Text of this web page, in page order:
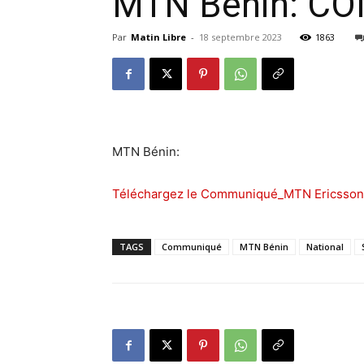
Par Matin Libre - 18 septembre 2023 1863
MTN Bénin:
Téléchargez le Communiqué_MTN Ericsson
TAGS Communiqué MTN Bénin National